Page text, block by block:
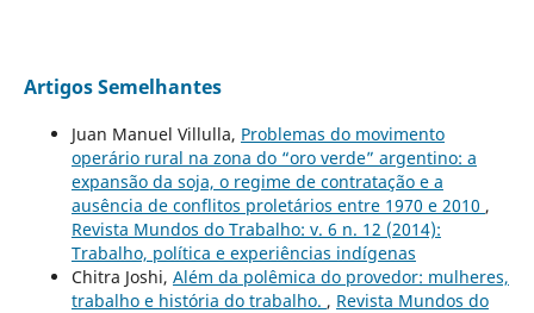
Artigos Semelhantes
Juan Manuel Villulla, Problemas do movimento
operário rural na zona do “oro verde” argentino: a
expansão da soja, o regime de contratação e a
ausência de conflitos proletários entre 1970 e 2010 ,
Revista Mundos do Trabalho: v. 6 n. 12 (2014):
Trabalho, política e experiências indígenas
Chitra Joshi, Além da polêmica do provedor: mulheres,
trabalho e história do trabalho. , Revista Mundos do